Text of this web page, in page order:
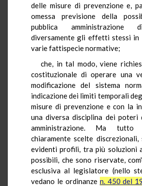
delle misure di prevenzione e,
omessa previsione della
pubblica amministrazione
diversamente gli effetti stessi in
varie fattispecie normative;
che, in tal modo, viene
costituzionale di operare una
modificazione del sistema
indicazione dei limiti temporali
misure di prevenzione e con la
una diversa disciplina dei poteri
amministrazione. Ma tutto
chiaramente scelte
evidenti profili, tra più soluzioni
possibili, che sono riservate,
esclusiva al legislatore (nello
vedano le ordinanze n. 450 del